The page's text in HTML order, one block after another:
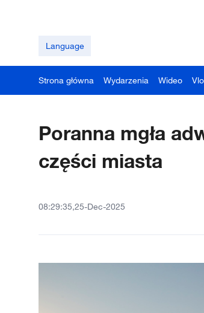
Language
Strona główna Wydarzenia Wideo
Poranna mgła
części miasta
08:29:35,25-Dec-2025